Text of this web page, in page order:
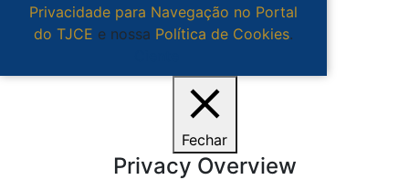
Privacidade para Navegação no Portal
do TJCE e nossa Política de Cookies.
Fechar
Privacy Overview